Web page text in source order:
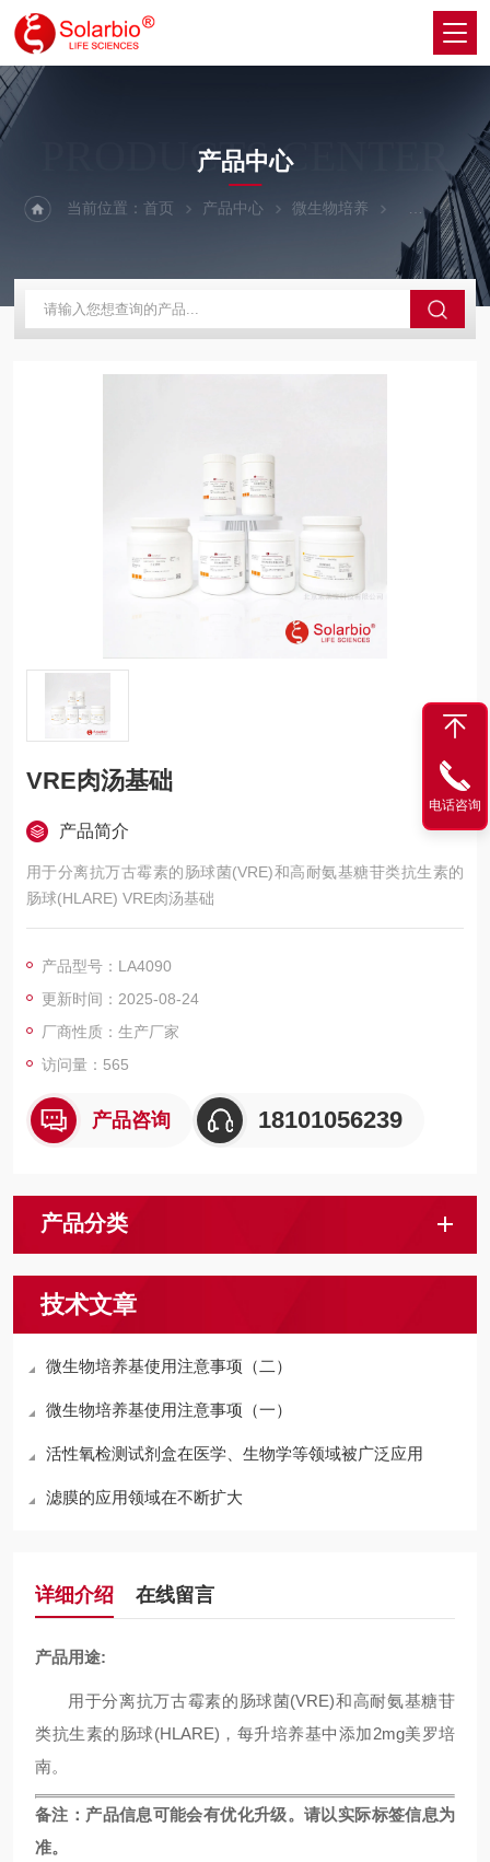
PRODUCTS CENTER
产品中心
当前位置：首页 产品中心 微生物培养 培养基基础
VRE肉汤基础
产品简介
用于分离抗万古霉素的肠球菌(VRE)和高耐氨基糖苷类抗生素的
肠球(HLARE) VRE肉汤基础
产品型号：LA4090
更新时间：2025-08-24
厂商性质：生产厂家
访问量：565
产品咨询 18101056239
产品分类
技术文章
微生物培养基使用注意事项（二）
微生物培养基使用注意事项（一）
活性氧检测试剂盒在医学、生物学等领域被广泛应用
滤膜的应用领域在不断扩大
详细介绍 在线留言
产品用途:
用于分离抗万古霉素的肠球菌(VRE)和高耐氨基糖苷
类抗生素的肠球(HLARE)，每升培养基中添加2mg美罗培
南。
备注 ： 产品信息可能会有优化升级。请以实际标签信息为
准。
电话咨询